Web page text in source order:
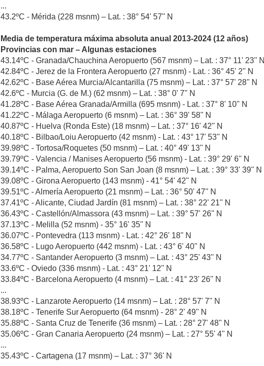
...
43.2ºC - Mérida (228 msnm) – Lat. : 38° 54' 57'' N
Media de temperatura máxima absoluta anual 2013-2024 (12 años)
Provincias con mar – Algunas estaciones
43.14ºC - Granada/Chauchina Aeropuerto (567 msnm) – Lat. : 37° 11' 23'' N
42.84ºC - Jerez de la Frontera Aeropuerto (27 msnm) - Lat. : 36° 45' 2'' N
42.62ºC - Base Aérea Murcia/Alcantarilla (75 msnm) – Lat. : 37° 57' 28'' N
42.6ºC - Murcia (G. de M.) (62 msnm) – Lat. : 38° 0' 7'' N
41.28ºC - Base Aérea Granada/Armilla (695 msnm) - Lat. : 37° 8' 10'' N
41.22ºC - Málaga Aeropuerto (6 msnm) – Lat. : 36° 39' 58'' N
40.87ºC - Huelva (Ronda Este) (18 msnm) – Lat. : 37° 16' 42'' N
40.18ºC - Bilbao/Loiu Aeropuerto (42 msnm) - Lat. : 43° 17' 53'' N
39.98ºC - Tortosa/Roquetes (50 msnm) – Lat. : 40° 49' 13'' N
39.79ºC - Valencia / Manises Aeropuerto (56 msnm) - Lat. : 39° 29' 6'' N
39.14ºC - Palma, Aeropuerto Son San Joan (8 msnm) – Lat. : 39° 33' 39'' N
39.08ºC - Girona Aeropuerto (143 msnm) - 41° 54' 42'' N
39.51ºC - Almería Aeropuerto (21 msnm) – Lat. : 36° 50' 47'' N
37.41ºC - Alicante, Ciudad Jardín (81 msnm) – Lat. : 38° 22' 21'' N
36.43ºC - Castellón/Almassora (43 msnm) – Lat. : 39° 57' 26'' N
37.13ºC - Melilla (52 msnm) - 35° 16' 35'' N
36.07ºC - Pontevedra (113 msnm) - Lat. : 42° 26' 18'' N
36.58ºC - Lugo Aeropuerto (442 msnm) - Lat. : 43° 6' 40'' N
34.77ºC - Santander Aeropuerto (3 msnm) – Lat. : 43° 25' 43'' N
33.6ºC - Oviedo (336 msnm) - Lat. : 43° 21' 12'' N
33.84ºC - Barcelona Aeropuerto (4 msnm) – Lat. : 41° 23' 26'' N
...
38.93ºC - Lanzarote Aeropuerto (14 msnm) – Lat. : 28° 57' 7'' N
38.18ºC - Tenerife Sur Aeropuerto (64 msnm) - 28° 2' 49'' N
35.88ºC - Santa Cruz de Tenerife (36 msnm) – Lat. : 28° 27' 48'' N
35.06ºC - Gran Canaria Aeropuerto (24 msnm) – Lat. : 27° 55' 4'' N
...
35.43ºC - Cartagena (17 msnm) – Lat. : 37° 36' N